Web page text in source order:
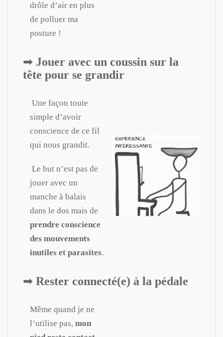
drôle d’air en plus
de polluer ma
posture !
➡︎ Jouer avec un coussin sur la
tête pour se grandir
Une façon toute
simple d’avoir
conscience de ce fil
qui nous grandit.
Le but n’est pas de
jouer avec un
manche à balais
dans le dos mais de
prendre conscience
des mouvements
inutiles et parasites.
➡︎ Rester connecté(e) à la pédale
Même quand je ne
l’utilise pas,mon